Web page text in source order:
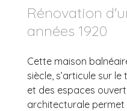
Rénovation
années 1920
Cette maison
siècle, s’articule sur
et des espaces
architecturale